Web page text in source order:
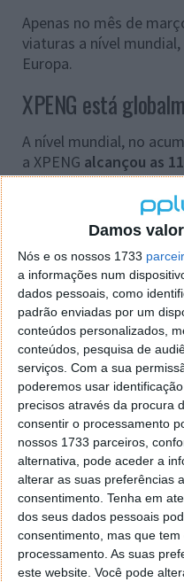
Damos
Nós e os nossos 1733
a informações num
dados pessoais, como
padrão enviadas por um
conteúdos personalizados,
conteúdos, pesquisa de
serviços. Com a sua
poderemos usar
precisos através da procura
consentir o processamento
nossos 1733 parceiros,
alternativa, pode aceder a
alterar as suas preferências
consentimento. Tenha em
dos seus dados pessoais
consentimento, mas que
processamento. As suas
este website. Você pode
Apenas no mês de
viaturas a nível
Europa.
XPENG está
A nível mundial, no
a XPENG alcançou as
representa um
homólogos,
Segundo a própria
tecnológica, aliada à
seus produtos, tem
forma consistente.
Em Portugal, a marca